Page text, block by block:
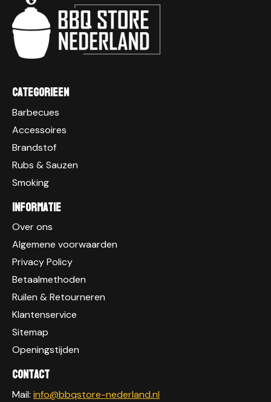
Categorieen
Barbecues
Accessoires
Brandstof
Rubs & Sauzen
Smoking
Informatie
Over ons
Algemene voorwaarden
Privacy Policy
Betaalmethoden
Ruilen & Retourneren
Klantenservice
Sitemap
Openingstijden
Contact
Mail: info@bbqstore-nederland.nl